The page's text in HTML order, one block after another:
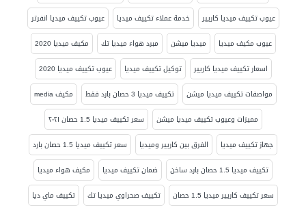
عيوب تكييف ميديا كاريير
خدمة عملاء تكييف ميديا
عيوب تكييف ميديا انفرتر
عيوب مكيف ميديا
ميديا ميشن مبرد هواء ميديا تك
مكيف ميديا 2020
اسعار تكييف ميديا كاريير
توكيل تكييف ميديا
عيوب تكييف ميديا 2020
مواصفات تكييف ميديا ميشن
تكييف ميديا 3 حصان بارد فقط
مكيف media
مميزات وعيوب تكييف ميديا ميشن
سعر تكييف ميديا 1.5 حصان ٢٠٢١
جهاز تكييف ميديا
الفرق بين كاريير وميديا
سعر تكييف ميديا 1.5 حصان بارد
تكييف ميديا 1.5 حصان بارد ساخن
ضمان تكييف ميديا
مكيف هواء ميديا
سعر تكييف كاريير ميديا 1.5 حصان
تكييف صحراوي ميديا تك
تكييف ماي ديا